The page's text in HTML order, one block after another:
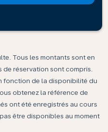
Tous les montants sont en
de réservation sont compris.
fonction de la disponibilité du
obtenez la référence de
ont été enregistrés au cours
être disponibles au moment